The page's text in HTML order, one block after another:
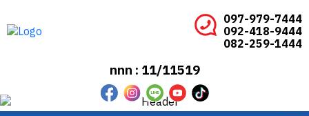
097-979-7444
092-418-9444
082-259-1444
ททท : 11/11519